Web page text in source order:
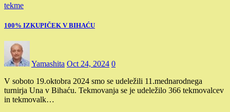
tekme
100% IZKUPIČEK V BIHAĆU
Yamashita Oct 24, 2024 0
V soboto 19.oktobra 2024 smo se udeležili 11.mednarodnega
turnirja Una v Bihaću. Tekmovanja se je udeležilo 366 tekmovalcev
in tekmovalk…